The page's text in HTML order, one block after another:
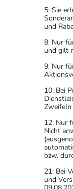
5: Sie
und
8: Nur
und gilt
9: Nur
10: Bei
12: Nur
Nicht
bzw.
21: Bei
und